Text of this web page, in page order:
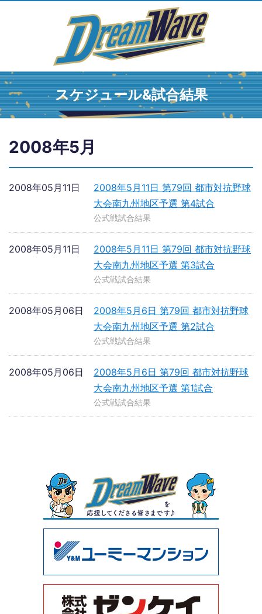
スケジュール&試合結果
2008年5月
2008年5月11日 第79回 都市対抗野球
大会南九州地区予選 第4試合
2008年05月11日
公式戦試合結果
2008年5月11日 第79回 都市対抗野球
大会南九州地区予選 第3試合
2008年05月11日
公式戦試合結果
2008年5月6日 第79回 都市対抗野球
大会南九州地区予選 第2試合
2008年05月06日
公式戦試合結果
2008年5月6日 第79回 都市対抗野球
大会南九州地区予選 第1試合
2008年05月06日
公式戦試合結果